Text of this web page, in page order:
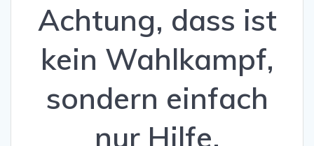
Achtung, dass ist
kein Wahlkampf,
sondern einfach
nur Hilfe.